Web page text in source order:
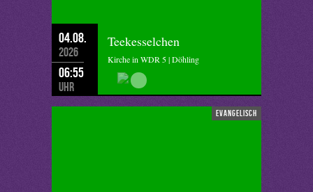
04.08.
2026
06:55
Uhr
Teekesselchen
Kirche in WDR 5 | Döhling
evangelisch